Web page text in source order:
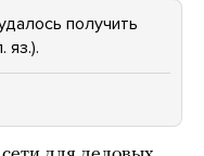
получить
яз.).